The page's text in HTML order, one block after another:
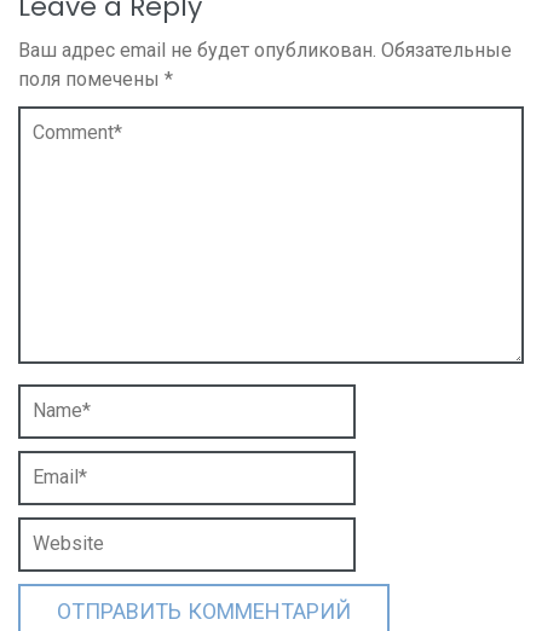
Ваш адрес email не будет опубликован. Обязательные
поля помечены *